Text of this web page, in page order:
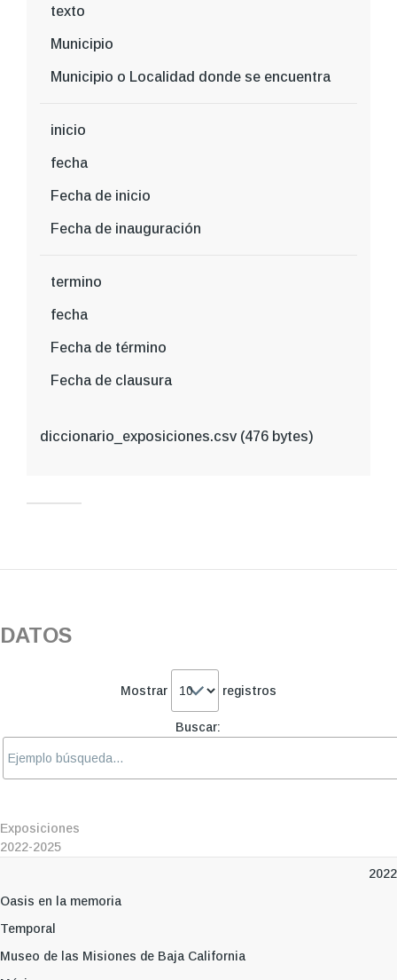
texto
Municipio
Municipio o Localidad donde se encuentra
inicio
fecha
Fecha de inicio
Fecha de inauguración
termino
fecha
Fecha de término
Fecha de clausura
diccionario_exposiciones.csv (476 bytes)
DATOS
Mostrar registros
Buscar:
Exposiciones
2022-2025
2022
Oasis en la memoria
Temporal
Museo de las Misiones de Baja California